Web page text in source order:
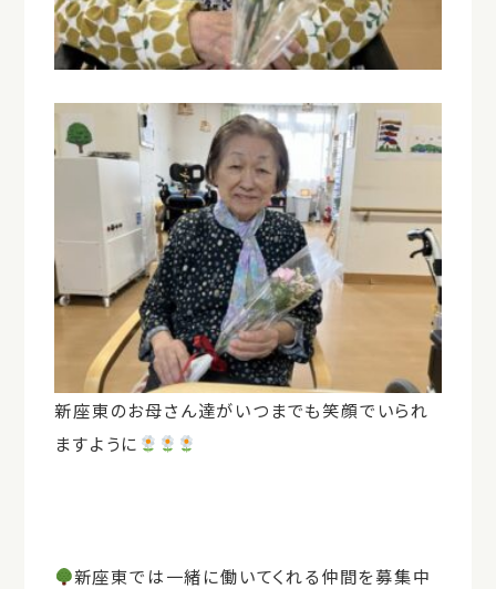
新座東のお母さん達がいつまでも笑顔でいられ
ますように
新座東では一緒に働いてくれる仲間を募集中